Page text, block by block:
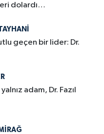
dolardı…
geçen bir lider: Dr.
adam, Dr. Fazıl